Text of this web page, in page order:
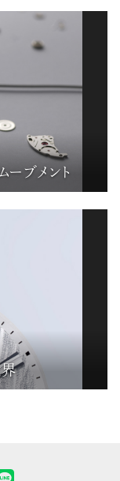
ーブメント
界